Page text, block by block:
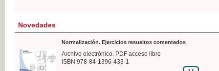
Novedades
Normalización. Ejercicios resueltos comentados
Archivo electrónico. PDF acceso libre
ISBN:978-84-1396-433-1